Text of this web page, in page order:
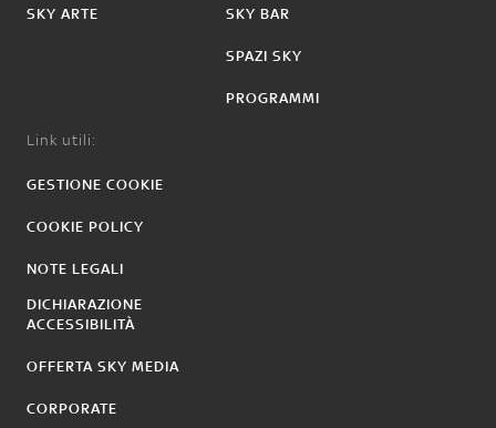
SKY ARTE SKY BAR
SPAZI SKY
PROGRAMMI
Link utili:
GESTIONE COOKIE
COOKIE POLICY
NOTE LEGALI
DICHIARAZIONE
ACCESSIBILITÀ
OFFERTA SKY MEDIA
CORPORATE